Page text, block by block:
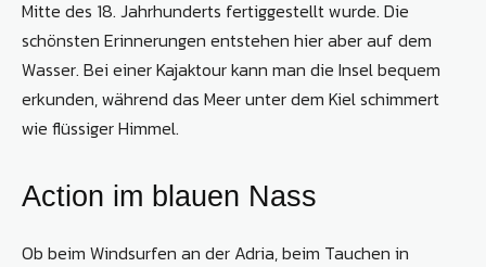
Mitte des 18. Jahrhunderts fertiggestellt wurde. Die
schönsten Erinnerungen entstehen hier aber auf dem
Wasser. Bei einer Kajaktour kann man die Insel bequem
erkunden, während das Meer unter dem Kiel schimmert
wie flüssiger Himmel.
Action im blauen Nass
Ob beim Windsurfen an der Adria, beim Tauchen in